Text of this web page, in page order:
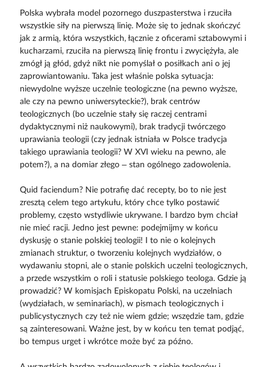
Polska wybrała model pozornego duszpasterstwa i rzuciła
wszystkie siły na pierwszą linię. Może się to jednak skończyć
jak z armią, która wszystkich, łącznie z oficerami sztabowymi i
kucharzami, rzuciła na pierwszą linię frontu i zwyciężyła, ale
zmógł ją głód, gdyż nikt nie pomyślał o posiłkach ani o jej
zaprowiantowaniu. Taka jest właśnie polska sytuacja:
niewydolne wyższe uczelnie teologiczne (na pewno wyższe,
ale czy na pewno uniwersyteckie?), brak centrów
teologicznych (bo uczelnie stały się raczej centrami
dydaktycznymi niż naukowymi), brak tradycji twórczego
uprawiania teologii (czy jednak istniała w Polsce tradycja
takiego uprawiania teologii? W XVI wieku na pewno, ale
potem?), a na domiar złego – stan ogólnego zadowolenia.
Quid faciendum? Nie potrafię dać recepty, bo to nie jest
zresztą celem tego artykułu, który chce tylko postawić
problemy, często wstydliwie ukrywane. I bardzo bym chciał
nie mieć racji. Jedno jest pewne: podejmijmy w końcu
dyskusję o stanie polskiej teologii! I to nie o kolejnych
zmianach struktur, o tworzeniu kolejnych wydziałów, o
wydawaniu stopni, ale o stanie polskich uczelni teologicznych,
a przede wszystkim o roli i statusie polskiego teologa. Gdzie ją
prowadzić? W komisjach Episkopatu Polski, na uczelniach
(wydziałach, w seminariach), w pismach teologicznych i
publicystycznych czy też nie wiem gdzie; wszędzie tam, gdzie
są zainteresowani. Ważne jest, by w końcu ten temat podjąć,
bo tempus urget i wkrótce może być za późno.